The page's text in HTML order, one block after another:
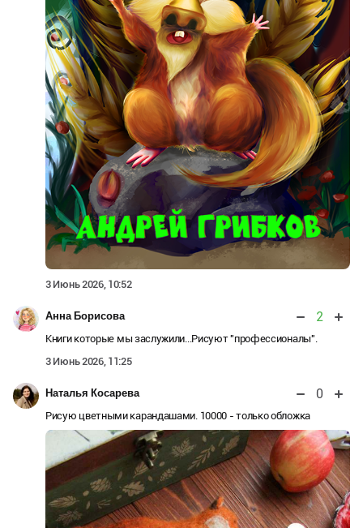
3 Июнь 2026, 10:52
Анна Борисова 2
Книги которые мы заслужили...Рисуют "профессионалы".
3 Июнь 2026, 11:25
Наталья Косарева 0
Рисую цветными карандашами. 10000 - только обложка